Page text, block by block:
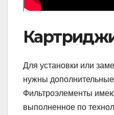
Для установки или
нужны
Фильтроэлементы
выполненное по